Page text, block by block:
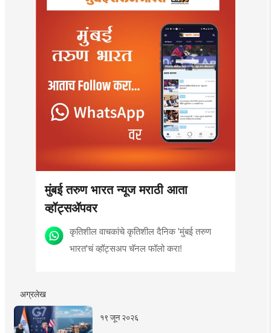
मुंबई तरुण भारत न्यूज मराठी आता
व्हॉट्सॲपवर
कृतिशील वाचकांचे कृतिशील दैनिक 'मुंबई तरुण
भारत'चं व्हॉट्सअप चॅनल फॉलो करा!
अग्रलेख
१९ जून २०२६